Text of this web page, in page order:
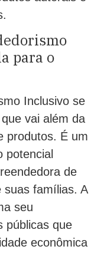
para o
Inclusivo se
vai além da
produtos. É um
potencial
de
suas famílias. A
seu
públicas que
econômica